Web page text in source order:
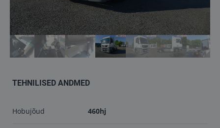
info@keilma.ee
+372 605 2000
TEHNILISED ANDMED
Hobujõud 460hj